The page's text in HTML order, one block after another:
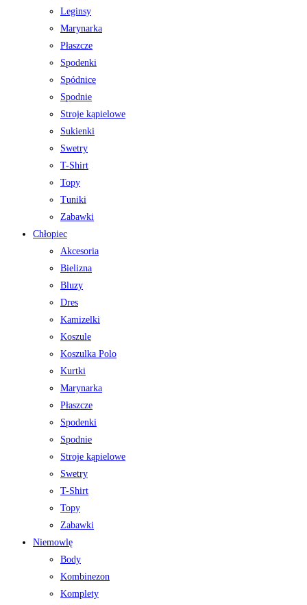
Leginsy
Marynarka
Płaszcze
Spodenki
Spódnice
Spodnie
Stroje kąpielowe
Sukienki
Swetry
T-Shirt
Topy
Tuniki
Zabawki
Chłopiec
Akcesoria
Bielizna
Bluzy
Dres
Kamizelki
Koszule
Koszulka Polo
Kurtki
Marynarka
Płaszcze
Spodenki
Spodnie
Stroje kąpielowe
Swetry
T-Shirt
Topy
Zabawki
Niemowlę
Body
Kombinezon
Komplety